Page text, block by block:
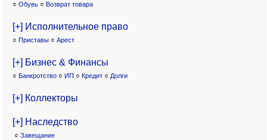
○ Обувь ○ Возврат товара
[+] Исполнительное право
○ Приставы ○ Арест
[+] Бизнес & Финансы
○ Банкротство ○ ИП ○ Кредит ○ Долги
[+] Коллекторы
[+] Наследство
○ Завещание